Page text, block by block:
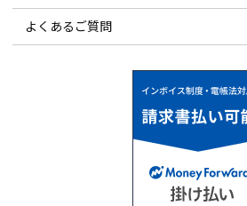
よくあるご質問